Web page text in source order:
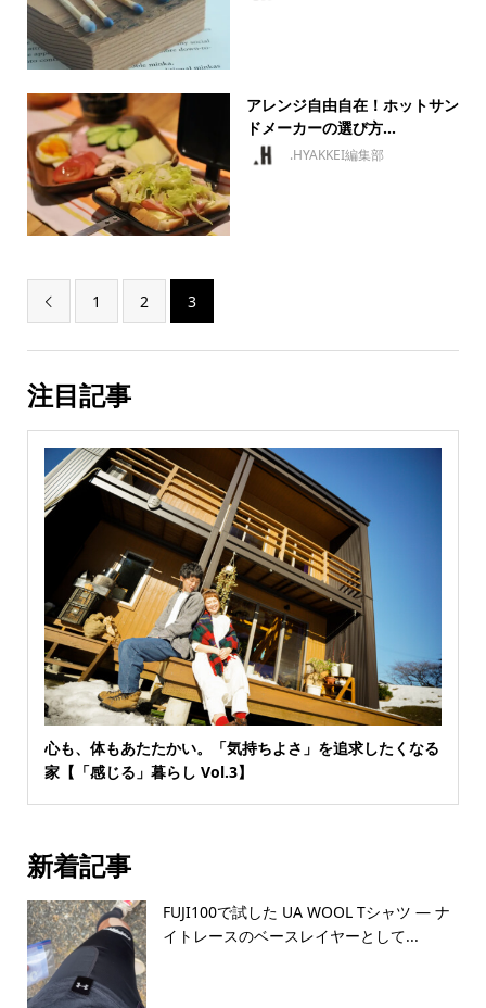
アレンジ自由自在！ホットサン
ドメーカーの選び方...
.HYAKKEI編集部
 1 2 3
注目記事
心も、体もあたたかい。「気持ちよさ」を追求したくなる
家【「感じる」暮らし Vol.3】
新着記事
FUJI100で試した UA WOOL Tシャツ — ナ
イトレースのベースレイヤーとして...